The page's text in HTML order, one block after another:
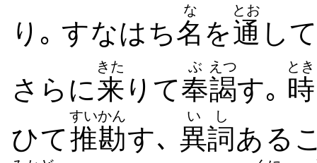
り｡ すなはち名
な
を通
とお
し
さらに来
きた
りて奉
ぶ
謁
えつ
す｡ 時
とき
ひて推勘
すいかん
す､ 異詞
いし
ある